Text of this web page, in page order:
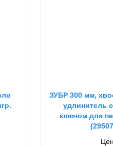
ЗУБР 300 мм,
удлинитель
ключом для